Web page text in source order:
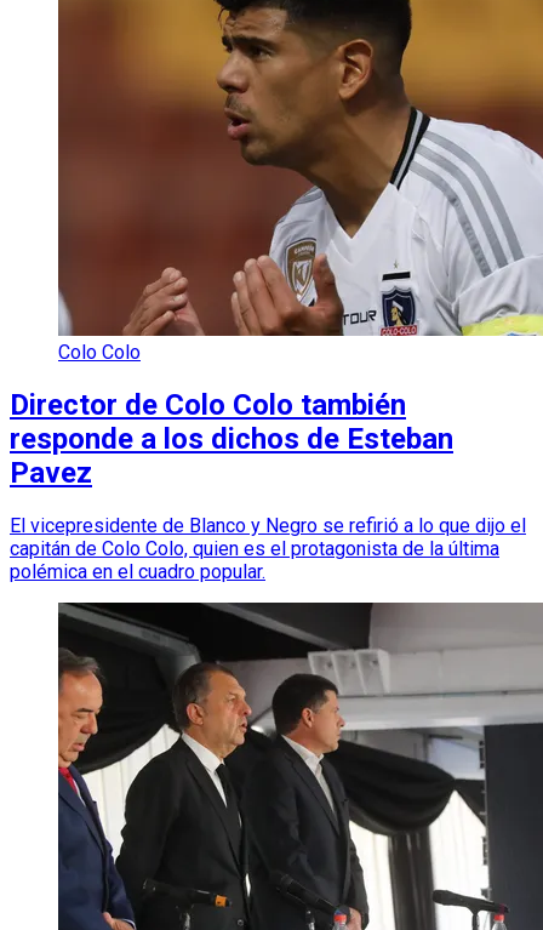
Colo Colo
Director de Colo Colo también
responde a los dichos de Esteban
Pavez
El vicepresidente de Blanco y Negro se refirió a lo que dijo el
capitán de Colo Colo, quien es el protagonista de la última
polémica en el cuadro popular.